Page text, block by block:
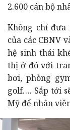
2.600 cán bộ
Không chỉ
của các CBNV
hệ sinh thái
thị ở đó với
bơi, phòng
golf…. Sắp tới
Mỹ để nhân